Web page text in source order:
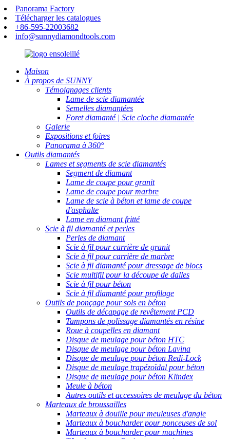
Panorama Factory
Télécharger les catalogues
+86-595-22003682
info@sunnydiamondtools.com
Maison
À propos de SUNNY
Témoignages clients
Lame de scie diamantée
Semelles diamantées
Foret diamanté | Scie cloche diamantée
Galerie
Expositions et foires
Panorama à 360°
Outils diamantés
Lames et segments de scie diamantés
Segment de diamant
Lame de coupe pour granit
Lame de coupe pour marbre
Lame de scie à béton et lame de coupe
d'asphalte
Lame en diamant fritté
Scie à fil diamanté et perles
Perles de diamant
Scie à fil pour carrière de granit
Scie à fil pour carrière de marbre
Scie à fil diamanté pour dressage de blocs
Scie multifil pour la découpe de dalles
Scie à fil pour béton
Scie à fil diamanté pour profilage
Outils de ponçage pour sols en béton
Outils de décapage de revêtement PCD
Tampons de polissage diamantés en résine
Roue à coupelles en diamant
Disque de meulage pour béton HTC
Disque de meulage pour béton Lavina
Disque de meulage pour béton Redi-Lock
Disque de meulage trapézoïdal pour béton
Disque de meulage pour béton Klindex
Meule à béton
Autres outils et accessoires de meulage du béton
Marteaux de broussailles
Marteaux à douille pour meuleuses d'angle
Marteaux à boucharder pour ponceuses de sol
Marteaux à boucharder pour machines